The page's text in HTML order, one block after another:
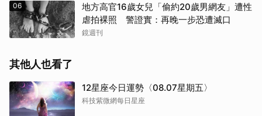
06
地方高官16歲女兒「偷約20歲男網友」遭性
虐拍裸照 警證實：再晚一步恐遭滅口
鏡週刊
其他人也看了
12星座今日運勢〈08.07星期五〉
科技紫微網每日星座